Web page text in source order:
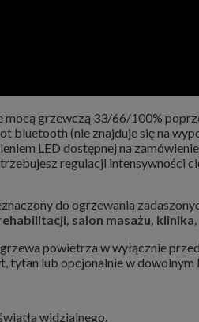
grzewczą 33/66/100%
(nie znajduje się na
LED dostępnej na
regulacji intensywności
do ogrzewania
salon masażu,
powietrza w wyłącznie
tytan lub opcjonalnie w dowolnym
widzialnego.